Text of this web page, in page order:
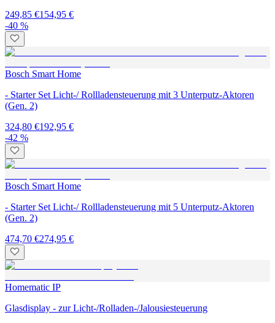
249,85 €154,95 €
-40 %
Bosch Smart Home
- Starter Set Licht-/ Rollladensteuerung mit 3 Unterputz-Aktoren
(Gen. 2)
324,80 €192,95 €
-42 %
Bosch Smart Home
- Starter Set Licht-/ Rollladensteuerung mit 5 Unterputz-Aktoren
(Gen. 2)
474,70 €274,95 €
Homematic IP
Glasdisplay - zur Licht-/Rolladen-/Jalousiesteuerung